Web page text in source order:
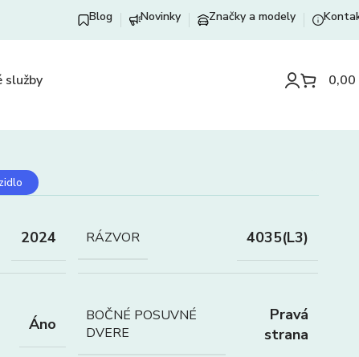
Blog Novinky Značky a modely
služby 0,00
2024 RÁZVOR 4035(L3)
Áno
BOČNÉ POSUVNÉ
DVERE
Pravá
strana